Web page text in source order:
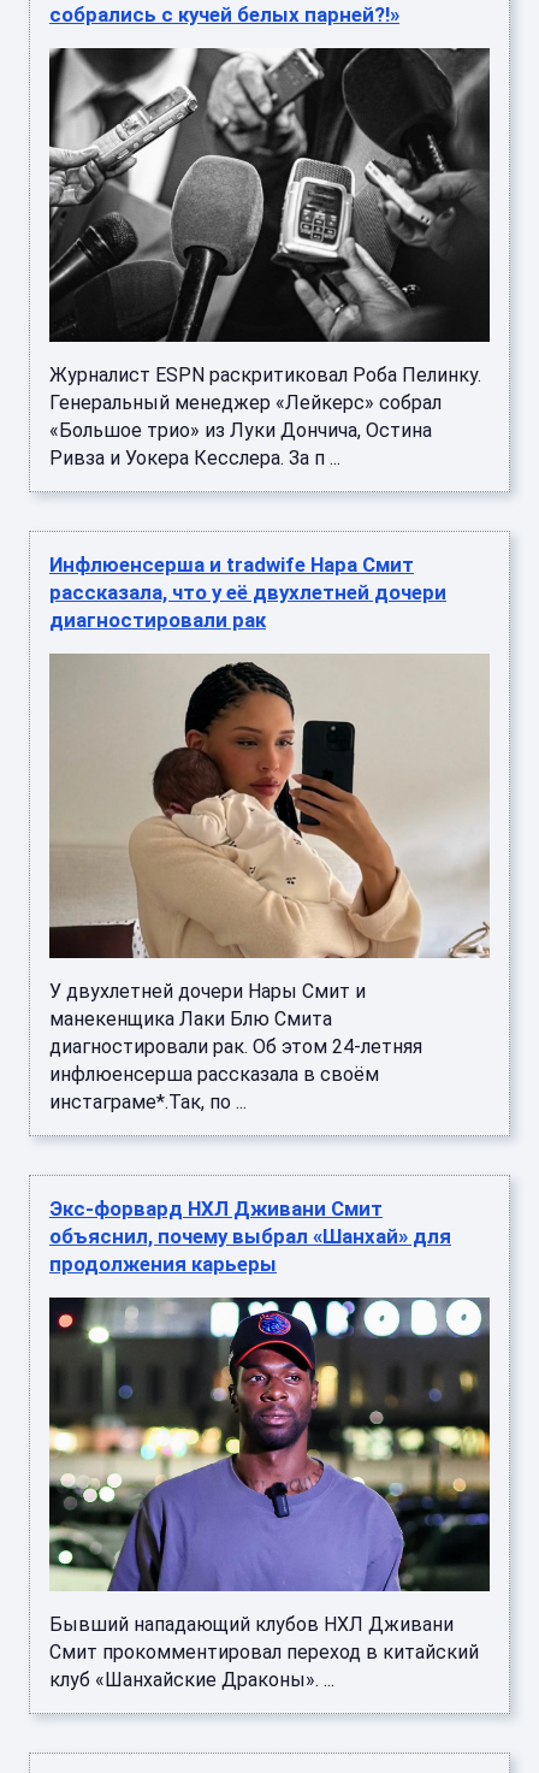
собрались с кучей белых парней?!»
Журналист ESPN раскритиковал Роба Пелинку.
Генеральный менеджер «Лейкерс» собрал
«Большое трио» из Луки Дончича, Остина
Ривза и Уокера Кесслера. За п ...
Инфлюенсерша и tradwife Нара Смит
рассказала, что у её двухлетней дочери
диагностировали рак
У двухлетней дочери Нары Смит и
манекенщика Лаки Блю Смита
диагностировали рак. Об этом 24-летняя
инфлюенсерша рассказала в своём
инстаграме*.Так, по ...
Экс-форвард НХЛ Дживани Смит
объяснил, почему выбрал «Шанхай» для
продолжения карьеры
Бывший нападающий клубов НХЛ Дживани
Смит прокомментировал переход в китайский
клуб «Шанхайские Драконы». ...